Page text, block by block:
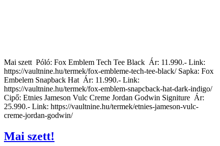
Mai szett Póló: Fox Emblem Tech Tee Black Ár: 11.990.- Link:
https://vaultnine.hu/termek/fox-embleme-tech-tee-black/ Sapka: Fox
Embelem Snapback Hat Ár: 11.990.- Link:
https://vaultnine.hu/termek/fox-emblem-snapcback-hat-dark-indigo/
Cipő: Etnies Jameson Vulc Creme Jordan Godwin Signiture Ár:
25.990.- Link: https://vaultnine.hu/termek/etnies-jameson-vulc-
creme-jordan-godwin/
Mai szett!